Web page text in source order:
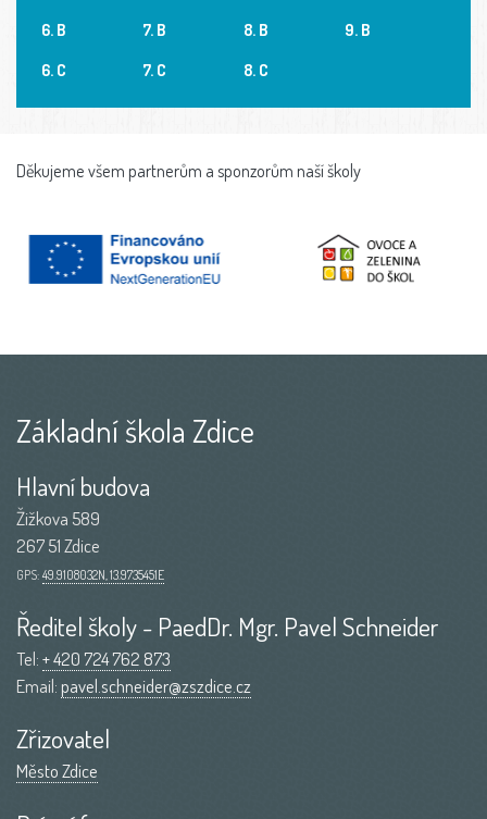
6. B
6. C
7. B
7. C
8. B
8. C
9. B
Děkujeme všem partnerům a sponzorům naší školy
Základní škola Zdice
Hlavní budova
Žižkova 589
267 51 Zdice
GPS: 49.9108032N, 13.9735451E
Ředitel školy - PaedDr. Mgr. Pavel Schneider
Tel:+ 420 724 762 873
Email:pavel.schneider@zszdice.cz
Zřizovatel
Město Zdice